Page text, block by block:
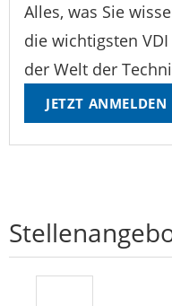
Alles, was Sie
die wichtigsten
der Welt der
JETZT ANMELDEN